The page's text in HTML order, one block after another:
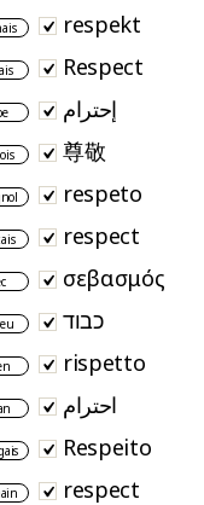
respekt
Respect
إحترام
尊敬
respeto
respect
σεβασμός
כבוד
rispetto
احترام
Respeito
respect